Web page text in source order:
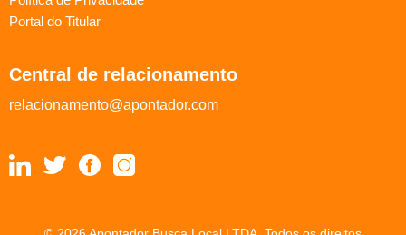
Portal do Titular
Central de relacionamento
relacionamento@apontador.com